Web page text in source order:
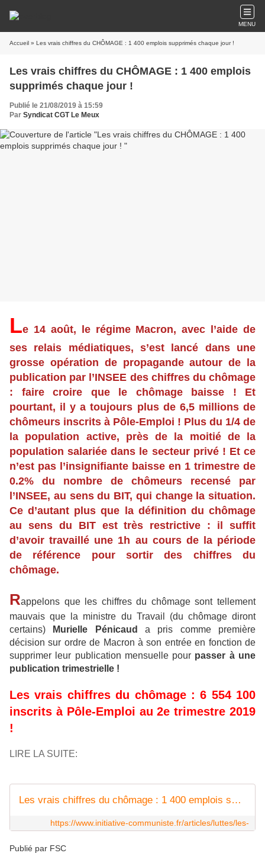
MENU
Accueil » Les vrais chiffres du CHÔMAGE : 1 400 emplois supprimés chaque jour !
Les vrais chiffres du CHÔMAGE : 1 400 emplois
supprimés chaque jour !
Publié le 21/08/2019 à 15:59
Par Syndicat CGT Le Meux
Le 14 août, le régime Macron, avec l’aide de
ses relais médiatiques, s’est lancé dans une
grosse opération de propagande autour de la
publication par l’INSEE des chiffres du chômage
: faire croire que le chômage baisse ! Et
pourtant, il y a toujours plus de 6,5 millions de
chômeurs inscrits à Pôle-Emploi ! Plus du 1/4 de
la population active, près de la moitié de la
population salariée dans le secteur privé ! Et ce
n’est pas l’insignifiante baisse en 1 trimestre de
0.2% du nombre de chômeurs recensé par
l’INSEE, au sens du BIT, qui change la situation.
Ce d’autant plus que la définition du chômage
au sens du BIT est très restrictive : il suffit
d’avoir travaillé une 1h au cours de la période
de référence pour sortir des chiffres du
chômage.
Rappelons que les chiffres du chômage sont tellement
mauvais que la ministre du Travail (du chômage diront
certains)
Murielle Pénicaud
a pris comme première
décision sur ordre de Macron à son entrée en fonction de
supprimer leur publication mensuelle pour passer à une
publication trimestrielle !
Les vrais chiffres du chômage : 6 554 100
inscrits à Pôle-Emploi au 2e trimestre 2019
!
LIRE LA SUITE:
Les vrais chiffres du chômage : 1 400 emplois supprimés chaque jour ! - INITIATIVE COMMUNISTE
https://www.initiative-communiste.fr/articles/luttes/les-
Publié par FSC